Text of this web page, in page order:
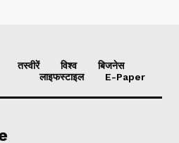
तस्वीरें विश्व
बिजनेस
लाइफस्टाइल
E-Paper